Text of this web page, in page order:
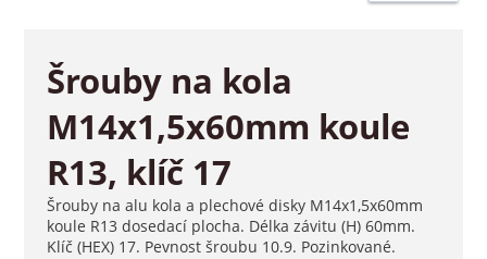
Šrouby na kola
M14x1,5x60mm koule
R13, klíč 17
Šrouby na alu kola a plechové disky M14x1,5x60mm
koule R13 dosedací plocha. Délka závitu (H) 60mm.
Klíč (HEX) 17. Pevnost šroubu 10.9. Pozinkované.